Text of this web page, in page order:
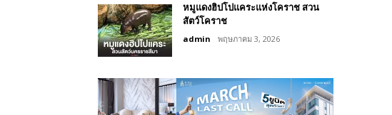
หมูแดงฮิปโปแคระแห่งโคราช สวน
สัตว์โคราช
admin พฤษภาคม 3, 2026